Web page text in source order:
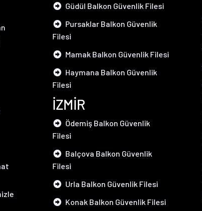
Güdül Balkon Güvenlik Filesi
Pursaklar Balkon Güvenlik
Filesi
Mamak Balkon Güvenlik Filesi
Haymana Balkon Güvenlik
Filesi
İZMİR
Ödemiş Balkon Güvenlik
Filesi
Balçova Balkon Güvenlik
Filesi
Urla Balkon Güvenlik Filesi
Konak Balkon Güvenlik Filesi